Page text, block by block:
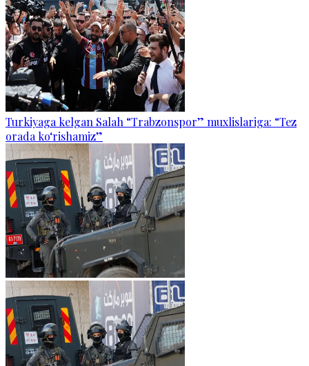
Turkiyaga kelgan Salah “Trabzonspor” muxlislariga: “Tez
orada ko‘rishamiz”